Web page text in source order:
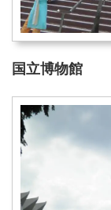
国立博物館